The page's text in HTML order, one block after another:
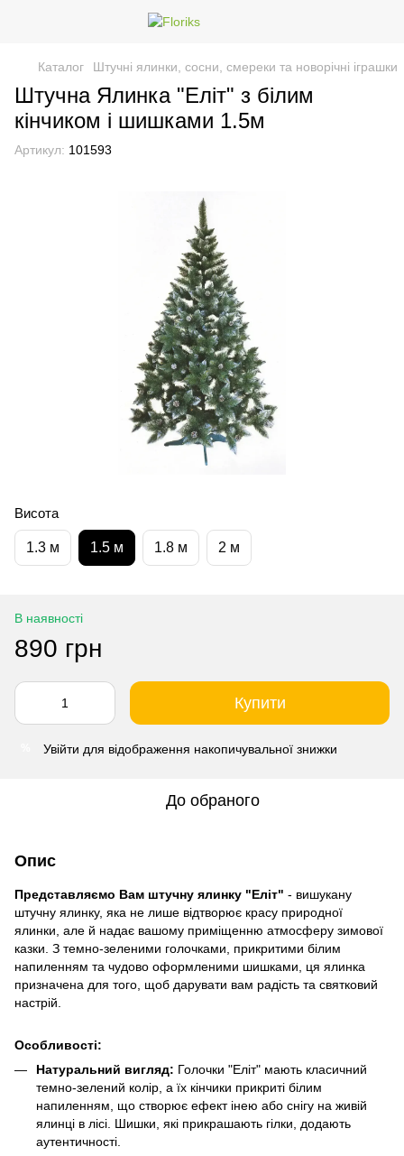
Каталог Штучні ялинки, сосни, смереки та новорічні іграшки
Штучна Ялинка "Еліт" з білим
кінчиком і шишками 1.5м
Артикул: 101593
Висота
1.3 м 1.5 м 1.8 м 2 м
В наявності
890 грн
Купити
Увійти для відображення накопичувальної знижки
До обраного
Опис
Представляємо Вам штучну ялинку "Еліт" - вишукану
штучну ялинку, яка не лише відтворює красу природної
ялинки, але й надає вашому приміщенню атмосферу зимової
казки. З темно-зеленими голочками, прикритими білим
напиленням та чудово оформленими шишками, ця ялинка
призначена для того, щоб дарувати вам радість та святковий
настрій.
Особливості:
Натуральний вигляд: Голочки "Еліт" мають класичний
темно-зелений колір, а їх кінчики прикриті білим
напиленням, що створює ефект інею або снігу на живій
ялинці в лісі. Шишки, які прикрашають гілки, додають
аутентичності.